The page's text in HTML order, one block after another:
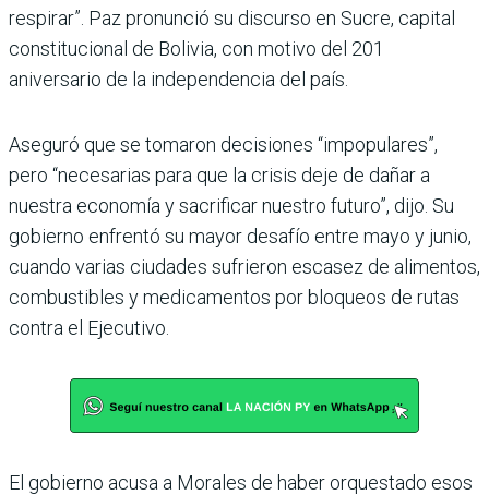
respirar”. Paz pronunció su discurso en Sucre, capital
constitucional de Bolivia, con motivo del 201
aniversario de la independencia del país.
Aseguró que se tomaron decisiones “impopulares”,
pero “necesarias para que la crisis deje de dañar a
nuestra economía y sacrificar nuestro futuro”, dijo. Su
gobierno enfrentó su mayor desafío entre mayo y junio,
cuando varias ciudades sufrieron escasez de alimentos,
combustibles y medicamentos por bloqueos de rutas
contra el Ejecutivo.
El gobierno acusa a Morales de haber orquestado esos